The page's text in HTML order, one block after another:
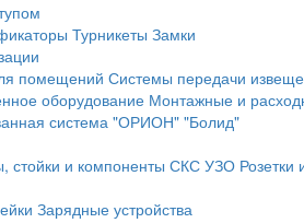
Турникеты Замки
помещений Системы передачи
оборудование Монтажные и
система "ОРИОН" "Болид"
стойки и компоненты СКС УЗО Розетки
Зарядные устройства